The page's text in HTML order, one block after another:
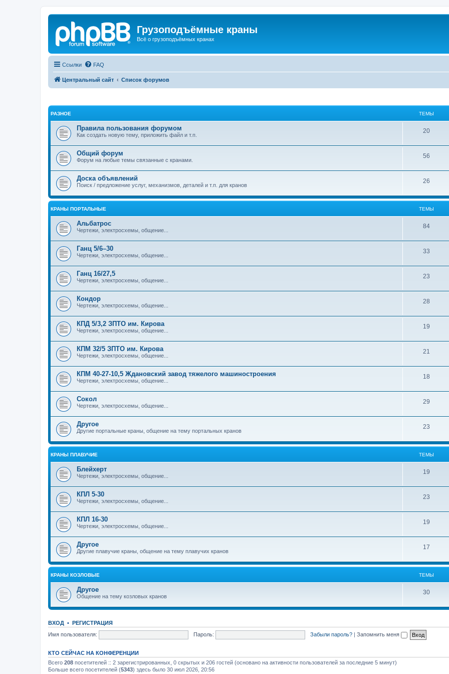
Грузоподъёмные краны
Всё о грузоподъёмных кранах
Ссылки FAQ
Центральный сайт Список форумов
РАЗНОЕ ТЕМЫ
Правила пользования форумом
Как создать новую тему, приложить файл и т.п.
20
Общий форум
Форум на любые темы связанные с кранами.
56
Доска объявлений
Поиск / предложение услуг, механизмов, деталей и т.п. для кранов
26
КРАНЫ ПОРТАЛЬНЫЕ ТЕМЫ
Альбатрос
Чертежи, электросхемы, общение...
84
Ганц 5/6–30
Чертежи, электросхемы, общение...
33
Ганц 16/27,5
Чертежи, электросхемы, общение...
23
Кондор
Чертежи, электросхемы, общение...
28
КПД 5/3,2 ЗПТО им. Кирова
Чертежи, электросхемы, общение...
19
КПМ 32/5 ЗПТО им. Кирова
Чертежи, электросхемы, общение...
21
КПМ 40-27-10,5 Ждановский завод тяжелого машиностроения
Чертежи, электросхемы, общение...
18
Сокол
Чертежи, электросхемы, общение...
29
Другое
Другие портальные краны, общение на тему портальных кранов
23
КРАНЫ ПЛАВУЧИЕ ТЕМЫ
Блейхерт
Чертежи, электросхемы, общение...
19
КПЛ 5-30
Чертежи, электросхемы, общение...
23
КПЛ 16-30
Чертежи, электросхемы, общение...
19
Другое
Другие плавучие краны, общение на тему плавучих кранов
17
КРАНЫ КОЗЛОВЫЕ ТЕМЫ
Другое
Общение на тему козловых кранов
30
ВХОД • РЕГИСТРАЦИЯ
Имя пользователя:
Пароль: Забыли пароль? | Запомнить меня
КТО СЕЙЧАС НА КОНФЕРЕНЦИИ
Всего 208 посетителей :: 2 зарегистрированных, 0 скрытых и 206 гостей (основано на активности пользователей за последние 5 минут)
Больше всего посетителей (5343) здесь было 30 июл 2026, 20:56